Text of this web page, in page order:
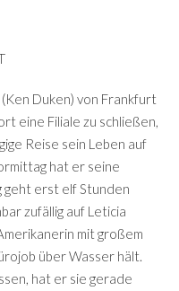
Duken) von Frankfurt
eine Filiale zu schließen,
Reise sein Leben auf
hat er seine
geht erst elf Stunden
zufällig auf Leticia
mit großem
über Wasser hält.
hat er sie gerade